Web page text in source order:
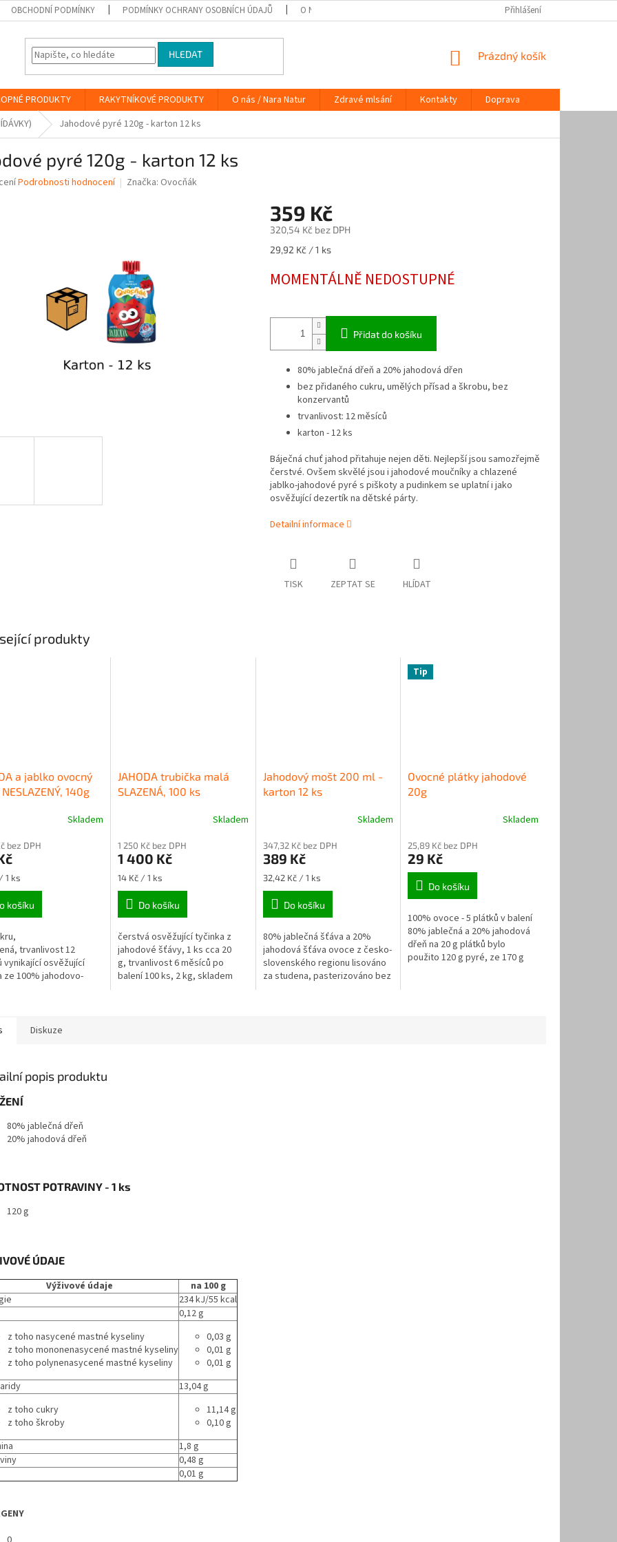
OBCHODNÍ PODMÍNKY PODMÍNKY OCHRANY OSOBNÍCH ÚDAJŮ O NÁS / NARA NATUR KONTAKTY
Přihlášení
HLEDAT
NÁKUPNÍ
Prázdný košík
PRODUKTY RAKYTNÍKOVÉ PRODUKTY O nás / Nara Natur Zdravé mlsání Kontakty
Doprava
Jahodové pyré 120g - karton 12 ks
pyré 120g - karton 12 ks
Podrobnosti hodnocení Značka: Ovocňák
359 Kč
320,54 Kč bez DPH
Měrná
29,92 Kč / 1 ks
MOMENTÁLNĚ NEDOSTUPNÉ
Přidat do košíku
80% jablečná dřeň a 20% jahodová dřen
bez přidaného cukru, umělých přísad a škrobu, bez
konzervantů
trvanlivost: 12 měsíců
karton - 12 ks
Báječná chuť jahod přitahuje nejen děti. Nejlepší jsou samozřejmě
čerstvé. Ovšem skvělé jsou i jahodové moučníky a chlazené
jablko-jahodové pyré s piškoty a pudinkem se uplatní i jako
osvěžující dezertík na dětské párty.
Detailní informace
TISK ZEPTAT SE HLÍDAT
produkty
a jablko ovocný
140g
Skladem
bez DPH
1 ks
košíku
trvanlivost 12
vynikající osvěžující
ze 100% jahodovo-
JAHODA trubička malá
SLAZENÁ, 100 ks
produktu
je
3,1
hvězdiček.
Skladem
1 250 Kč bez DPH
1 400 Kč
Měrná
cena:
14 Kč / 1 ks
Do košíku
čerstvá osvěžující tyčinka z
jahodové šťávy, 1 ks cca 20
g, trvanlivost 6 měsíců po
balení 100 ks, 2 kg, skladem
Jahodový mošt 200 ml -
karton 12 ks
produktu
je
5,0
hvězdiček.
Skladem
347,32 Kč bez DPH
389 Kč
Měrná
cena:
32,42 Kč / 1 ks
Do košíku
80% jablečná šťáva a 20%
jahodová šťáva ovoce z česko-
slovenského regionu lisováno
za studena, pasterizováno bez
Tip
Ovocné plátky jahodové
20g
produktu
je
5,0
5
hvězdiček.
Skladem
25,89 Kč bez DPH
29 Kč
Do košíku
100% ovoce - 5 plátků v balení
80% jablečná a 20% jahodová
dřeň na 20 g plátků bylo
použito 120 g pyré, ze 170 g
Diskuze
popis produktu
80% jablečná dřeň
20% jahodová dřeň
POTRAVINY - 1 ks
120 g
ÚDAJE
Výživové údaje
na 100 g
234 kJ/55 kcal
0,12 g
z toho nasycené mastné kyseliny
z toho mononenasycené mastné kyseliny
z toho polynenasycené mastné kyseliny
0,03 g
0,01 g
0,01 g
13,04 g
z toho cukry
z toho škroby
11,14 g
0,10 g
1,8 g
0,48 g
0,01 g